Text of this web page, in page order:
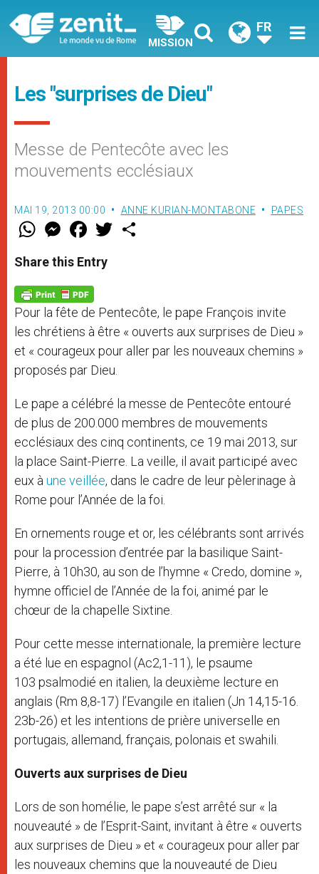
MISSION
FR
Les "surprises de Dieu"
Messe de Pentecôte avec les
mouvements ecclésiaux
MAI 19, 2013 00:00 ANNE KURIAN-MONTABONE PAPES
W
t
s
p
p
M
e
s
e
g
e
r
F
a
e
b
o
k
w
Share this Entry
Pour la fête de Pentecôte, le pape François invite
les chrétiens à être « ouverts aux surprises de Dieu »
et « courageux pour aller par les nouveaux chemins »
proposés par Dieu.
Le pape a célébré la messe de Pentecôte entouré
de plus de 200.000 membres de mouvements
ecclésiaux des cinq continents, ce 19 mai 2013, sur
la place Saint-Pierre. La veille, il avait participé avec
eux à une veillée, dans le cadre de leur pèlerinage à
Rome pour l’Année de la foi.
En ornements rouge et or, les célébrants sont arrivés
pour la procession d’entrée par la basilique Saint-
Pierre, à 10h30, au son de l’hymne « Credo, domine »,
hymne officiel de l’Année de la foi, animé par le
chœur de la chapelle Sixtine.
Pour cette messe internationale, la première lecture
a été lue en espagnol (Ac2,1-11), le psaume
103 psalmodié en italien, la deuxième lecture en
anglais (Rm 8,8-17) l’Evangile en italien (Jn 14,15-16.
23b-26) et les intentions de prière universelle en
portugais, allemand, français, polonais et swahili.
Ouverts aux surprises de Dieu
Lors de son homélie, le pape s’est arrêté sur « la
nouveauté » de l’Esprit-Saint, invitant à être « ouverts
aux surprises de Dieu » et « courageux pour aller par
les nouveaux chemins que la nouveauté de Dieu